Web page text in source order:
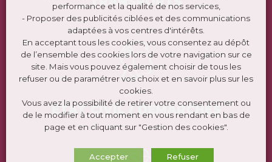
ÉTAT CIVIL / DEMARCHES
performance et la qualité de nos services,
- Proposer des publicités ciblées et des communications
adaptées à vos centres d'intérêts.
En acceptant tous les cookies, vous consentez au dépôt
de l’ensemble des cookies lors de votre navigation sur ce
site. Mais vous pouvez également choisir de tous les
refuser ou de paramétrer vos choix et en savoir plus sur les
cookies.
Vous avez la possibilité de retirer votre consentement ou
de le modifier à tout moment en vous rendant en bas de
page et en cliquant sur "Gestion des cookies".
Accepter Refuser